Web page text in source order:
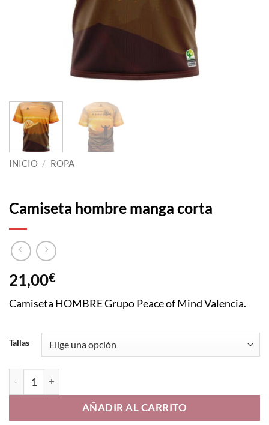
INICIO / ROPA
Camiseta hombre manga corta
21,00€
Camiseta HOMBRE Grupo Peace of Mind Valencia.
Tallas
Camiseta hombre manga corta cantidad
AÑADIR AL CARRITO